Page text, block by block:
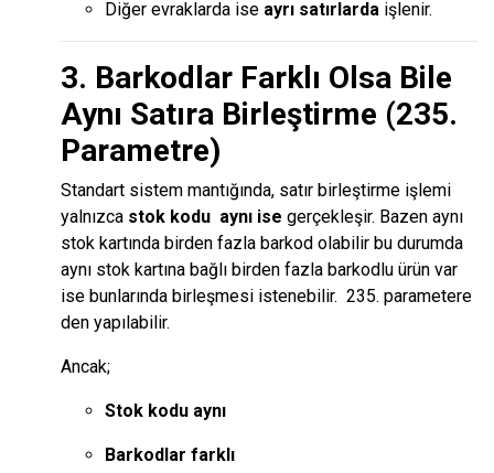
Diğer evraklarda ise ayrı satırlarda işlenir.
3. Barkodlar Farklı Olsa Bile
Aynı Satıra Birleştirme (235.
Parametre)
Standart sistem mantığında, satır birleştirme işlemi
yalnızca stok kodu aynı ise gerçekleşir. Bazen aynı
stok kartında birden fazla barkod olabilir bu durumda
aynı stok kartına bağlı birden fazla barkodlu ürün var
ise bunlarında birleşmesi istenebilir. 235. parametere
den yapılabilir.
Ancak;
Stok kodu aynı
Barkodlar farklı